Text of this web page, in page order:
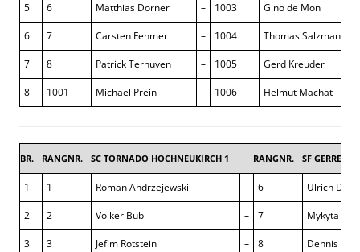
5 6 Matthias Dorner – 1003 Gino de Mon
6 7 Carsten Fehmer – 1004 Thomas Salzmann
7 8 Patrick Terhuven – 1005 Gerd Kreuder
8 1001 Michael Prein – 1006 Helmut Machat
BR. RANGNR. SC TORNADO HOCHNEUKIRCH 1 RANGNR. SF
1 1 Roman Andrzejewski – 6 Ulrich
2 2 Volker Bub – 7 Mykyta
3 3 Jefim Rotstein – 8 Dennis